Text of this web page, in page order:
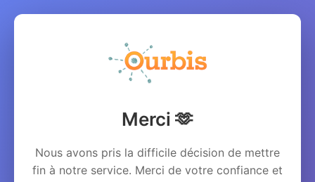
Merci 🫶
Nous avons pris la difficile décision de mettre
fin à notre service. Merci de votre confiance et